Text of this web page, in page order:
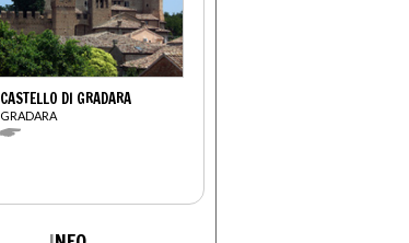
CASTELLO DI GRADARA
GRADARA